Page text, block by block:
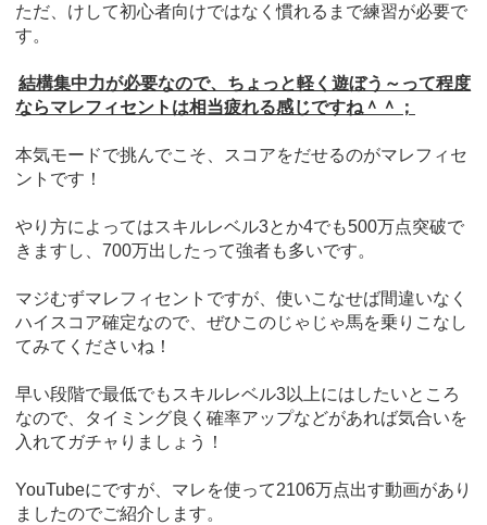
ただ、けして初心者向けではなく慣れるまで練習が必要で
す。
結構集中力が必要なので、ちょっと軽く遊ぼう～って程度
ならマレフィセントは相当疲れる感じですね＾＾；
本気モードで挑んでこそ、スコアをだせるのがマレフィセ
ントです！
やり方によってはスキルレベル3とか4でも500万点突破で
きますし、700万出したって強者も多いです。
マジむずマレフィセントですが、使いこなせば間違いなく
ハイスコア確定なので、ぜひこのじゃじゃ馬を乗りこなし
てみてくださいね！
早い段階で最低でもスキルレベル3以上にはしたいところ
なので、タイミング良く確率アップなどがあれば気合いを
入れてガチャりましょう！
YouTubeにですが、マレを使って2106万点出す動画があり
ましたのでご紹介します。